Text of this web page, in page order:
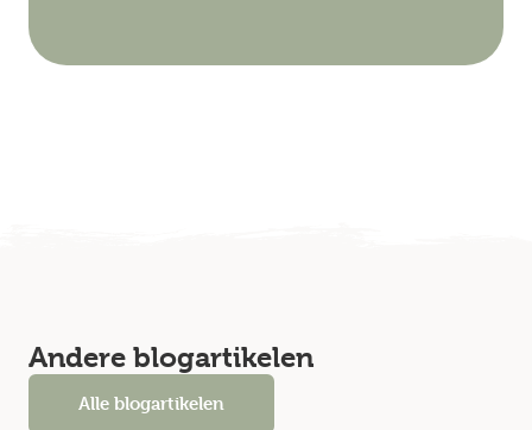
Andere blogartikelen
Alle blogartikelen